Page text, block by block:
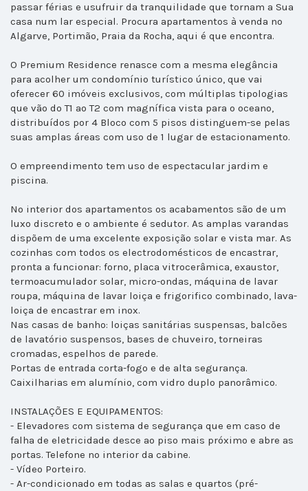
passar férias e usufruir da tranquilidade que tornam a Sua
casa num lar especial. Procura apartamentos à venda no
Algarve, Portimão, Praia da Rocha, aqui é que encontra.
O Premium Residence renasce com a mesma elegância
para acolher um condomínio turístico único, que vai
oferecer 60 imóveis exclusivos, com múltiplas tipologias
que vão do T1 ao T2 com magnífica vista para o oceano,
distribuídos por 4 Bloco com 5 pisos distinguem-se pelas
suas amplas áreas com uso de 1 lugar de estacionamento.
O empreendimento tem uso de espectacular jardim e
piscina.
No interior dos apartamentos os acabamentos são de um
luxo discreto e o ambiente é sedutor. As amplas varandas
dispõem de uma excelente exposição solar e vista mar. As
cozinhas com todos os electrodomésticos de encastrar,
pronta a funcionar: forno, placa vitrocerâmica, exaustor,
termoacumulador solar, micro-ondas, máquina de lavar
roupa, máquina de lavar loiça e frigorifico combinado, lava-
loiça de encastrar em inox.
Nas casas de banho: loiças sanitárias suspensas, balcões
de lavatório suspensos, bases de chuveiro, torneiras
cromadas, espelhos de parede.
Portas de entrada corta-fogo e de alta segurança.
Caixilharias em alumínio, com vidro duplo panorâmico.
INSTALAÇÕES E EQUIPAMENTOS:
- Elevadores com sistema de segurança que em caso de
falha de eletricidade desce ao piso mais próximo e abre as
portas. Telefone no interior da cabine.
- Vídeo Porteiro.
- Ar-condicionado em todas as salas e quartos (pré-